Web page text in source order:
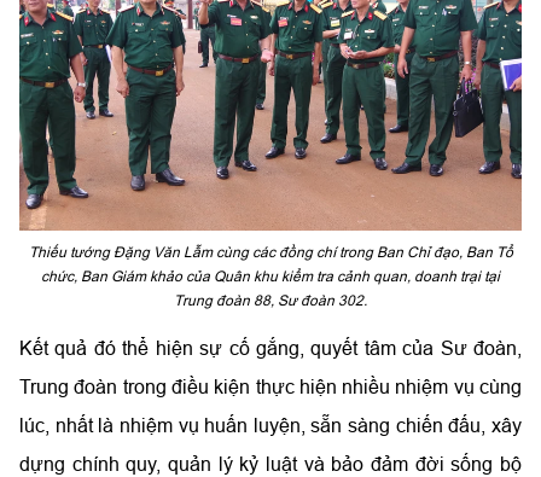
Thiếu tướng Đặng Văn Lẫm cùng các đồng chí trong Ban Chỉ đạo, Ban Tổ
chức, Ban Giám khảo của Quân khu kiểm tra cảnh quan, doanh trại tại
Trung đoàn 88, Sư đoàn 302.
Kết quả đó thể hiện sự cố gắng, quyết tâm của Sư đoàn,
Trung đoàn trong điều kiện thực hiện nhiều nhiệm vụ cùng
lúc, nhất là nhiệm vụ huấn luyện, sẵn sàng chiến đấu, xây
dựng chính quy, quản lý kỷ luật và bảo đảm đời sống bộ